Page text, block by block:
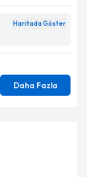
Haritada Göster
Daha Fazla